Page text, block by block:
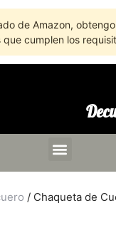
de Amazon,
cumplen los
/ Chaqueta de